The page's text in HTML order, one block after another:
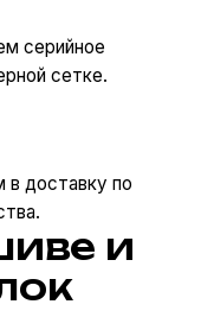
серийное
сетке.
в доставку по
и